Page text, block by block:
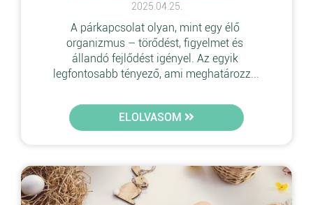
2025.04.25.
A párkapcsolat olyan, mint egy élő
organizmus – törődést, figyelmet és
állandó fejlődést igényel. Az egyik
legfontosabb tényező, ami meghatározz...
ELOLVASOM